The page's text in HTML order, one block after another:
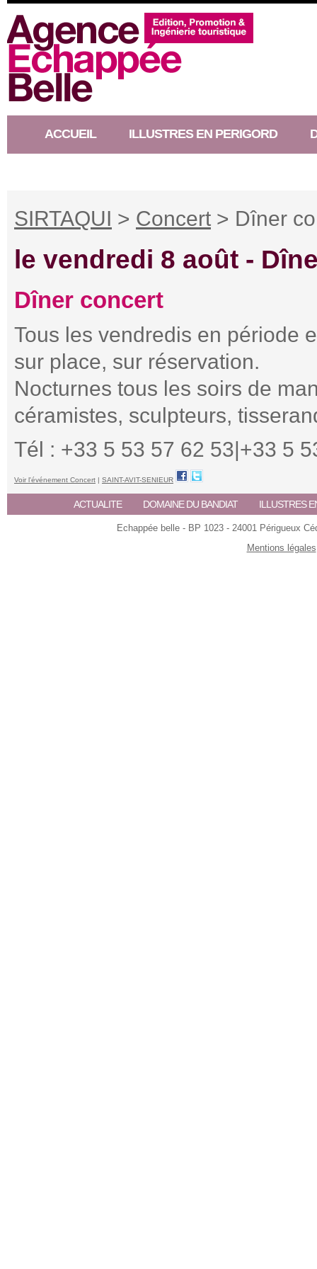
ACCUEIL ILLUSTRES EN PERIGORD
SIRTAQUI > Concert > Dîner
le vendredi 8 août -
Dîner concert
Tous les vendredis en période
sur place, sur réservation.
Nocturnes tous les soirs de
céramistes, sculpteurs,
Tél : +33 5 53 57 62 53|+33 5
Voir l'événement Concert | SAINT-AVIT-SENIEUR
ACTUALITE DOMAINE DU BANDIAT ILLUSTRES
Echappée belle - BP 1023 - 24001 Périgueux
Mentions légales